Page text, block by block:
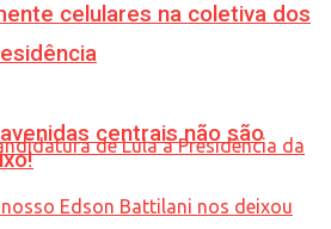
celulares na coletiva dos
centrais não são